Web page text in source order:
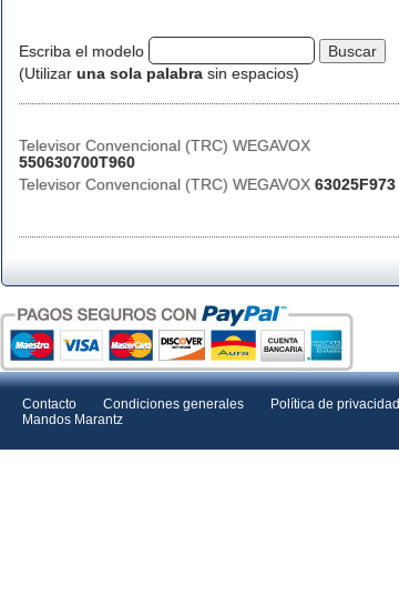
Escriba el modelo
(Utilizar una sola palabra sin espacios)
Televisor Convencional (TRC) WEGAVOX
550630700T960
Televisor Convencional (TRC) WEGAVOX 63025F973
Contacto Condiciones generales Política de privacidad
Mandos Marantz